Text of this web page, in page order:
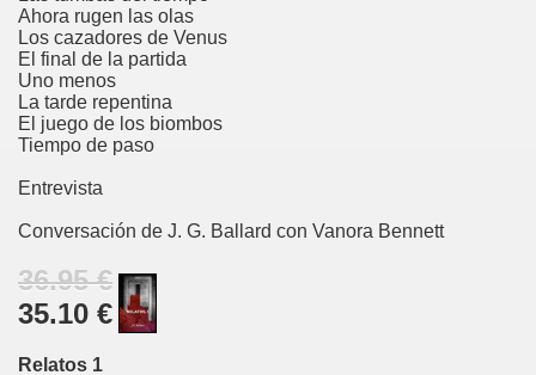
Ahora rugen las olas
Los cazadores de Venus
El final de la partida
Uno menos
La tarde repentina
El juego de los biombos
Tiempo de paso
Entrevista
Conversación de J. G. Ballard con Vanora Bennett
36.95 €
35.10 €
Relatos 1